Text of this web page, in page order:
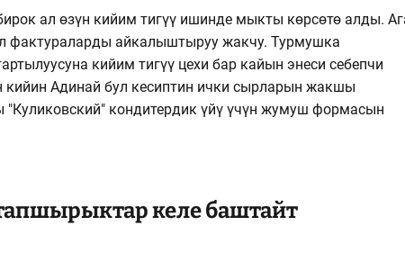
ал өзүн кийим тигүү ишинде мыкты көрсөтө алды.
фактураларды айкалыштыруу жакчу. Турмушка
кийим тигүү цехи бар кайын энеси себепчи
Адинай бул кесиптин ички сырларын жакшы
кондитердик үйү үчүн жумуш формасын
келе баштайт